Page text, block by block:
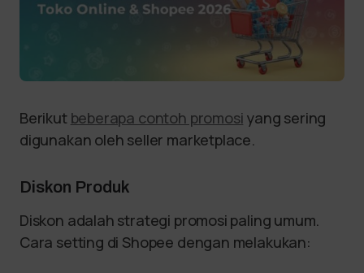
Berikut beberapa contoh promosi yang sering
digunakan oleh seller marketplace.
Diskon Produk
Diskon adalah strategi promosi paling umum.
Cara setting di Shopee dengan melakukan: